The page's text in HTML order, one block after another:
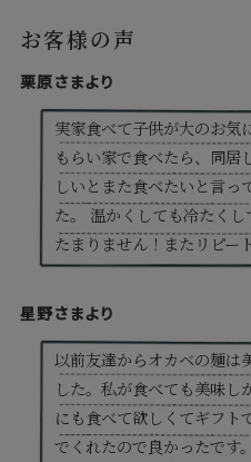
お客様の声
栗原さまより
実家食べて子供が大のお気
もらい家で食べたら、同居
しいとまた食べたいと言っ
た。 温かくしても冷たく
たまりません！またリピー
星野さまより
以前友達からオカベの麺は
した。私が食べても美味し
にも食べて欲しくてギフト
でくれたので良かったです